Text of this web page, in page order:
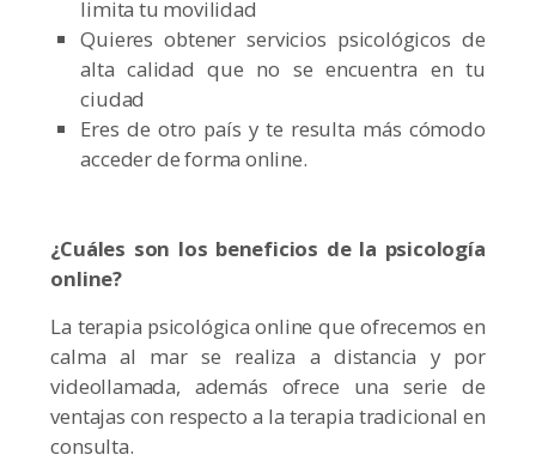
limita tu movilidad
Quieres obtener servicios psicológicos de
alta calidad que no se encuentra en tu
ciudad
Eres de otro país y te resulta más cómodo
acceder de forma online.
¿Cuáles son los beneficios de la psicología
online?
La terapia psicológica online que ofrecemos en
calma al mar se realiza a distancia y por
videollamada, además ofrece una serie de
ventajas con respecto a la terapia tradicional en
consulta.